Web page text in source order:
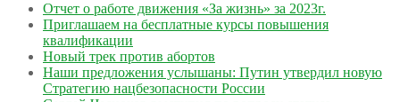
Отчет о работе движения «За жизнь» за 2023г.
Приглашаем на бесплатные курсы повышения
квалификации
Новый трек против абортов
Наши предложения услышаны: Путин утвердил новую
Стратегию нацбезопасности России